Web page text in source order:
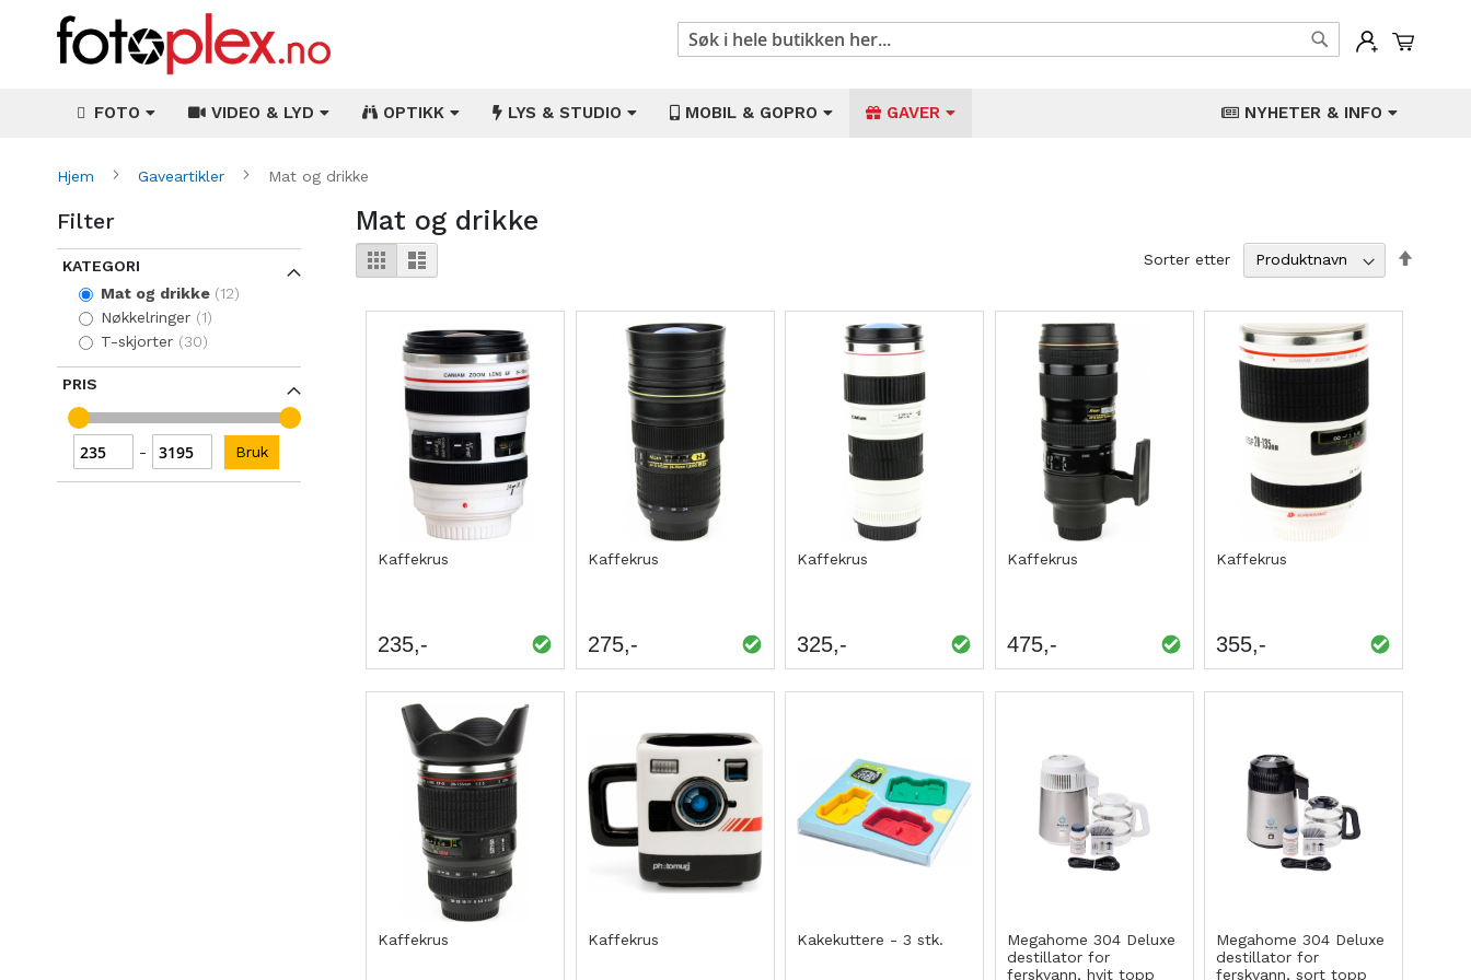
Min
Søk
FOTO VIDEO & LYD OPTIKK LYS & STUDIO MOBIL & GOPRO GAVER NYHETER & INFO
Hjem Gaveartikler Mat og drikke
Mat og drikke
Vise
som
RutenettListe Sorter etter
Kaffekrus
235
Kaffekrus
275
Kaffekrus
325
Kaffekrus
475
Kaffekrus
355
Kaffekrus Kaffekrus Kakekuttere - 3 stk.
Megahome 304 Deluxe
destillator for
ferskvann, hvit topp
Megahome 304 Deluxe
destillator for
ferskvann, sort topp
Filter
KATEGORI
Mat og drikke
12
items
Nøkkelringer
1
item
T-skjorter
30
items
PRIS
- Bruk